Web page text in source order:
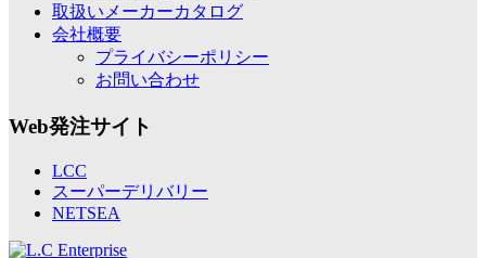
取扱いメーカーカタログ
会社概要
プライバシーポリシー
お問い合わせ
Web発注サイト
LCC
スーパーデリバリー
NETSEA